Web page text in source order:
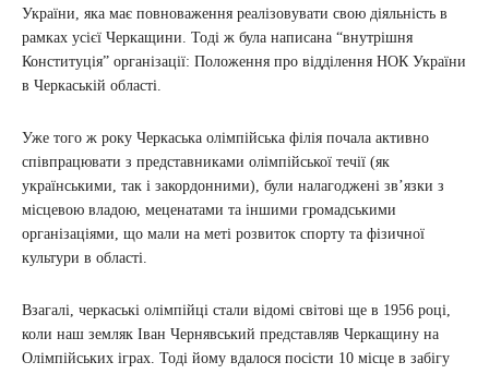
України, яка має повноваження реалізовувати свою діяльність в
рамках усієї Черкащини. Тоді ж була написана “внутрішня
Конституція” організації: Положення про відділення НОК України
в Черкаській області.
Уже того ж року Черкаська олімпійська філія почала активно
співпрацювати з представниками олімпійської течії (як
українськими, так і закордонними), були налагоджені зв’язки з
місцевою владою, меценатами та іншими громадськими
організаціями, що мали на меті розвиток спорту та фізичної
культури в області.
Взагалі, черкаські олімпійці стали відомі світові ще в 1956 році,
коли наш земляк Іван Чернявський представляв Черкащину на
Олімпійських іграх. Тоді йому вдалося посісти 10 місце в забігу